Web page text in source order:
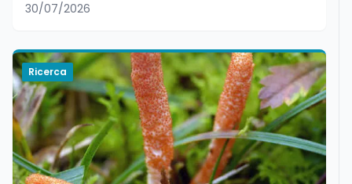
30/07/2026
Ricerca